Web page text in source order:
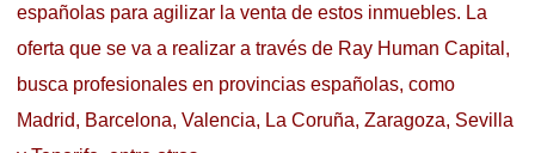
españolas para agilizar la venta de estos inmuebles. La
oferta que se va a realizar a través de Ray Human Capital,
busca profesionales en provincias españolas, como
Madrid, Barcelona, Valencia, La Coruña, Zaragoza, Sevilla